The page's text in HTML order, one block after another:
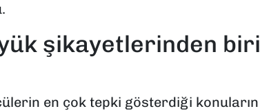
şikayetlerinden biri
en çok tepki gösterdiği konuların